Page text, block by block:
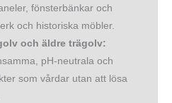
fönsterbänkar och
och historiska möbler.
och äldre trägolv:
pH-neutrala och
som vårdar utan att lösa